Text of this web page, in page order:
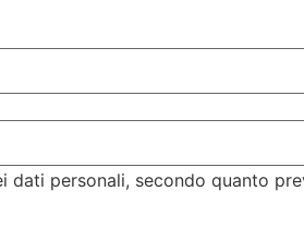
dati personali, secondo quanto